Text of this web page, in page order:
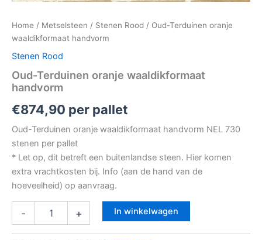
Home / Metselsteen / Stenen Rood / Oud-Terduinen oranje
waaldikformaat handvorm
Stenen Rood
Oud-Terduinen oranje waaldikformaat
handvorm
€874,90 per pallet
Oud-Terduinen oranje waaldikformaat handvorm NEL 730
stenen per pallet
* Let op, dit betreft een buitenlandse steen. Hier komen
extra vrachtkosten bij. Info (aan de hand van de
hoeveelheid) op aanvraag.
- + In winkelwagen